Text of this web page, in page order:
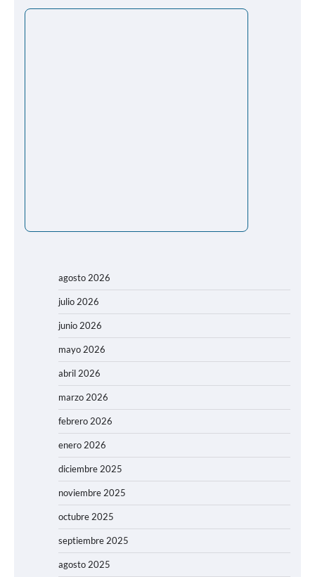
agosto 2026
julio 2026
junio 2026
mayo 2026
abril 2026
marzo 2026
febrero 2026
enero 2026
diciembre 2025
noviembre 2025
octubre 2025
septiembre 2025
agosto 2025